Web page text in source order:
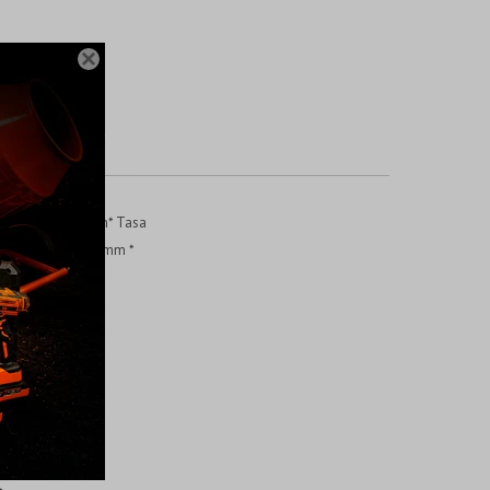

carga: 1180r / m* Tasa
En acero: 13 mm *